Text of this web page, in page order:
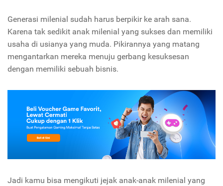
Generasi milenial sudah harus berpikir ke arah sana.
Karena tak sedikit anak milenial yang sukses dan memiliki
usaha di usianya yang muda. Pikirannya yang matang
mengantarkan mereka menuju gerbang kesuksesan
dengan memiliki sebuah bisnis.
Jadi kamu bisa mengikuti jejak anak-anak milenial yang